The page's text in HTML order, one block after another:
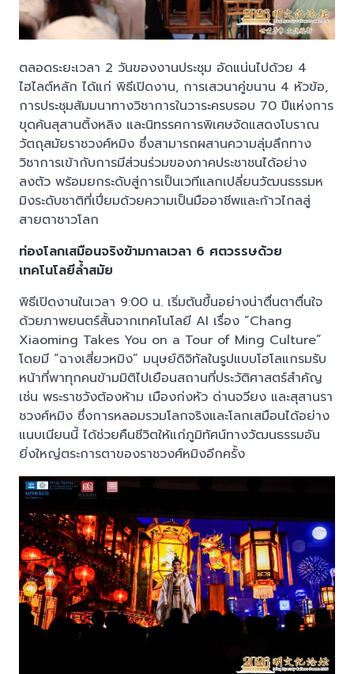
ตลอดระยะเวลา 2 วันของงานประชุม อัดแน่นไปด้วย 4
ไฮไลต์หลัก ได้แก่ พิธีเปิดงาน, การเสวนาคู่ขนาน 4 หัวข้อ,
การประชุมสัมมนาทางวิชาการในวาระครบรอบ 70 ปีแห่งการ
ขุดค้นสุสานติ้งหลิง และนิทรรศการพิเศษจัดแสดงโบราณ
วัตถุสมัยราชวงศ์หมิง ซึ่งสามารถผสานความลุ่มลึกทาง
วิชาการเข้ากับการมีส่วนร่วมของภาคประชาชนได้อย่าง
ลงตัว พร้อมยกระดับสู่การเป็นเวทีแลกเปลี่ยนวัฒนธรรมห
มิงระดับชาติที่เปี่ยมด้วยความเป็นมืออาชีพและก้าวไกลสู่
สายตาชาวโลก
ท่องโลกเสมือนจริงข้ามกาลเวลา 6 ศตวรรษด้วย
เทคโนโลยีล้ำสมัย
พิธีเปิดงานในเวลา 9:00 น. เริ่มต้นขึ้นอย่างน่าตื่นตาตื่นใจ
ด้วยภาพยนตร์สั้นจากเทคโนโลยี AI เรื่อง “Chang
Xiaoming Takes You on a Tour of Ming Culture”
โดยมี “ฉางเสี่ยวหมิง” มนุษย์ดิจิทัลในรูปแบบโฮโลแกรมรับ
หน้าที่พาทุกคนข้ามมิติไปเยือนสถานที่ประวัติศาสตร์สำคัญ
เช่น พระราชวังต้องห้าม เมืองก่งหัว ด่านจวียง และสุสานรา
ชวงศ์หมิง ซึ่งการหลอมรวมโลกจริงและโลกเสมือนได้อย่าง
แนบเนียนนี้ ได้ช่วยคืนชีวิตให้แก่ภูมิทัศน์ทางวัฒนธรรมอัน
ยิ่งใหญ่ตระการตาของราชวงศ์หมิงอีกครั้ง